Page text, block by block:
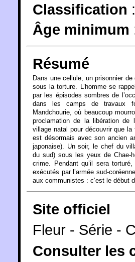
Classification :
Âge minimum
Résumé
Dans une cellule, un prisonnier
sous la torture. L’homme se
par les épisodes sombres de
dans les camps de travaux
Mandchourie, où beaucoup
proclamation de la libération de
village natal pour découvrir que la
est désormais avec son ancien
japonaise). Un soir, le chef du
du sud) sous les yeux de Chae-
crime. Pendant qu’il sera
exécutés par l’armée sud-
aux communistes : c’est le début
Site officiel
Fleur - Série -
Consulter les